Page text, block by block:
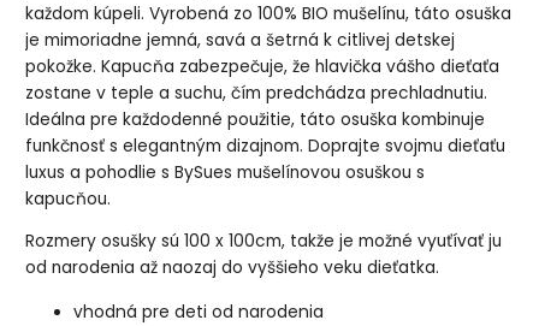
každom kúpeli. Vyrobená zo 100% BIO mušelínu, táto osuška
je mimoriadne jemná, savá a šetrná k citlivej detskej
pokožke. Kapucňa zabezpečuje, že hlavička vášho dieťaťa
zostane v teple a suchu, čím predchádza prechladnutiu.
Ideálna pre každodenné použitie, táto osuška kombinuje
funkčnosť s elegantným dizajnom. Doprajte svojmu dieťaťu
luxus a pohodlie s BySues mušelínovou osuškou s
kapucňou.
Rozmery osušky sú 100 x 100cm, takže je možné vyuťívať ju
od narodenia až naozaj do vyššieho veku dieťatka.
vhodná pre deti od narodenia